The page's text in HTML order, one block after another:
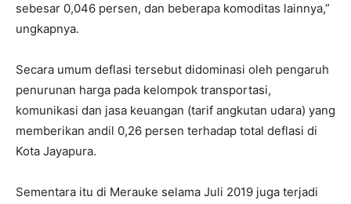
sebesar 0,046 persen, dan beberapa komoditas lainnya,”
ungkapnya.
Secara umum deflasi tersebut didominasi oleh pengaruh
penurunan harga pada kelompok transportasi,
komunikasi dan jasa keuangan (tarif angkutan udara) yang
memberikan andil 0,26 persen terhadap total deflasi di
Kota Jayapura.
Sementara itu di Merauke selama Juli 2019 juga terjadi